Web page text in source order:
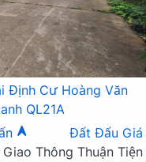
Định Cư Hoàng Văn
QL21A
Đất Đấu Giá
Thông Thuận Tiện